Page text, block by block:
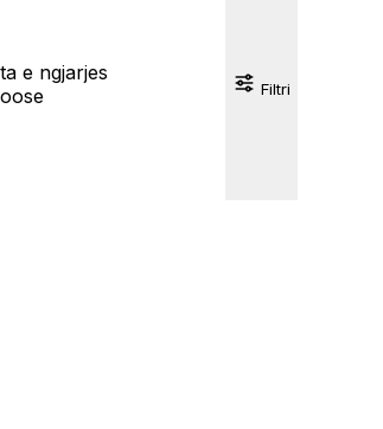
e ngjarjes
Filtri